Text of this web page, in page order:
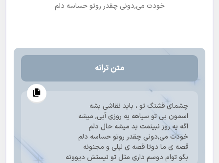
خودت می,دونی چقدر روتو حساسه دلم
متن ترانه
چشمای قشنگ تو ، باید نقاشی بشه
اسمون بی تو سیاهه یه روزی آبی, میشه
اگه یه روز نبینمت بد میشه حال دلم
خودت می,دونی چقدر روتو حساسه دلم
قصه ی ما دوتا قصه ی لیلی و مجنونه
بگو توام دوسم داری مثل تو نیستش دیوونه